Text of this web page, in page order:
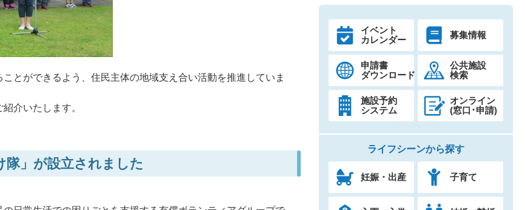
とができるよう、住民主体の地域支え合い活動を推進していま
介いたします。
隊」が設立されました
イベント
カレンダー
募集情報
申請書
ダウンロード
公共施設
検索
施設予約
システム
オンライン
(窓口･申請)
ライフシーンから探す
妊娠・出産 子育て